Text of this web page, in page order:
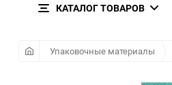
КАТАЛОГ ТОВАРОВ
Упаковочные материалы